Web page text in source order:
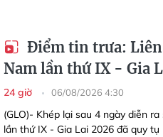
Điểm tin trưa: Liên
Nam lần thứ IX - Gia
24 giờ 06/08/2026 4:30
(GLO)- Khép lại sau 4 ngày diễn
lần thứ IX - Gia Lai 2026 đã quy